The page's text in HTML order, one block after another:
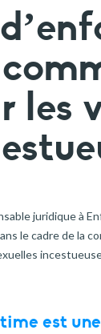
les
juridique à
le cadre de la
est